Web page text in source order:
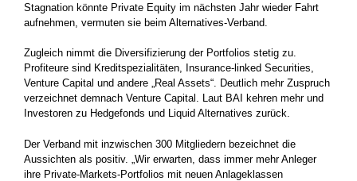
Stagnation könnte Private Equity im nächsten Jahr wieder Fahrt
aufnehmen, vermuten sie beim Alternatives-Verband.
Zugleich nimmt die Diversifizierung der Portfolios stetig zu.
Profiteure sind Kreditspezialitäten, Insurance-linked Securities,
Venture Capital und andere „Real Assets“. Deutlich mehr Zuspruch
verzeichnet demnach Venture Capital. Laut BAI kehren mehr und
Investoren zu Hedgefonds und Liquid Alternatives zurück.
Der Verband mit inzwischen 300 Mitgliedern bezeichnet die
Aussichten als positiv. „Wir erwarten, dass immer mehr Anleger
ihre Private-Markets-Portfolios mit neuen Anlageklassen